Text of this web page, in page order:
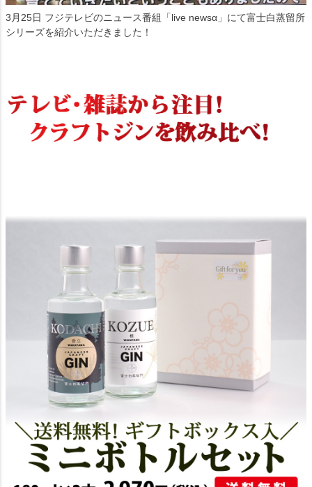
3月25日 フジテレビのニュース番組「live newsα」にて富士白蒸留所
シリーズを紹介いただきました！